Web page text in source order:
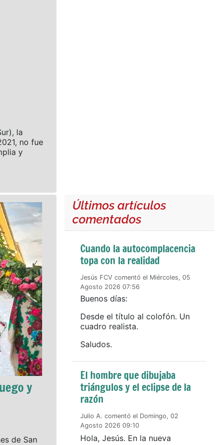
la
no fue
y
y
de San
Últimos artículos
comentados
Cuando la autocomplacencia
topa con la realidad
Jesús FCV comentó el Miércoles, 05
Agosto 2026 07:56
Buenos días:
Desde el título al colofón. Un
cuadro realista.
Saludos.
El hombre que dibujaba
triángulos y el eclipse de la
razón
Julio A. comentó el Domingo, 02
Agosto 2026 09:10
Hola, Jesús. En la nueva